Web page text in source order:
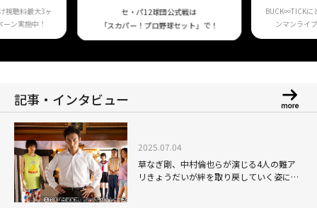
視聴料最大3ヶ
ン実施中！
セ・パ12球団公式戦は
「スカパー！プロ野球セット」で！
BUCK∞TICKに
ンマンライ
記事・インタビュー
2025.07.04
草なぎ剛、中村倫也らが演じる4人の難ア
リきょうだいが絆を取り戻していく姿に感